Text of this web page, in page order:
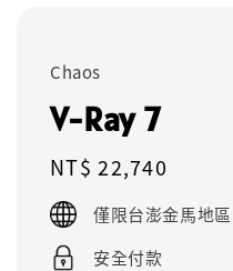
Chaos
V-Ray 7
Regular
price
NT$ 22,740
僅限台澎金馬地區
安全付款